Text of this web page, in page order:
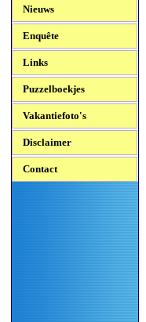
Nieuws
Enquête
Links
Puzzelboekjes
Vakantiefoto's
Disclaimer
Contact